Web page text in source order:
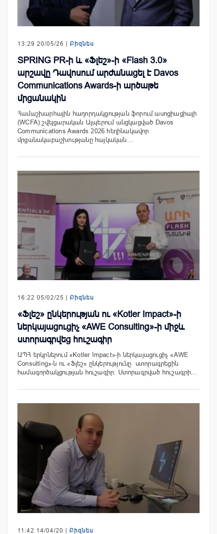
13:29 20/05/26 | Բիզնես
SPRING PR-ի և «Ֆլեշ»-ի «Flash 3.0»
արշավը Դավոսում արժանացել է Davos
Communications Awards-ի արծաթե
մրցանակին
Համաշխարհային հաղորդակցության ֆորում ասոցիացիայի
(WCFA) շվեյցարական Ալպերում անցկացված Davos
Communications Awards 2026 հեղինակավոր
մրցանակաբաշխությանը հայկական…
16:22 05/02/25 | Բիզնես
«Ֆլեշ» ընկերության ու «Kotler Impact»-ի
ներկայացուցիչ «AWE Consulting»-ի միջև
ստորագրվեց հուշագիր
ԱՊՀ երկրներում «Kotler Impact»-ի ներկայացուցիչ «AWE
Consulting»-ն ու «Ֆլեշ» ընկերությունը ստորագրեցին
համագործակցության հուշագիր: Ստորագրված հուշագրի…
11:42 14/04/20 | Բիզնես